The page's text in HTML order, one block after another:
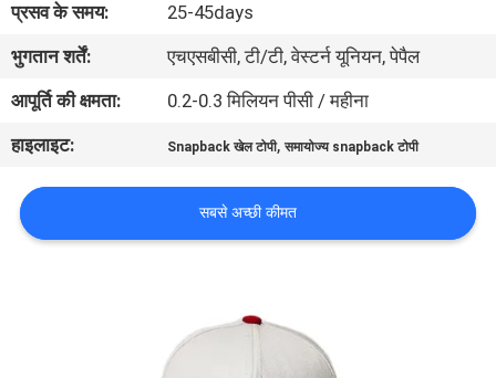
संपर्क
करें
समाचार
मामलों
प्रसव के समय:
25-45days
भुगतान शर्तें:
एचएसबीसी, टी/टी, वेस्टर्न यूनियन, पेपैल
आपूर्ति की क्षमता:
0.2-0.3 मिलियन पीसी / महीना
हाइलाइट:
Snapback खेल टोपी,समायोज्य snapback टोपी
सबसे अच्छी कीमत